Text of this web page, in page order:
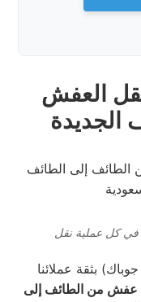
نقل العفش
الجديدة
في كل عملية نقل
بثقة عملائنا
عفش من الطائف إلى